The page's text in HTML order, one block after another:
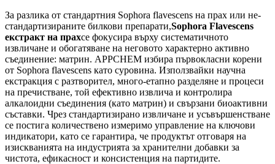
За разлика от стандартния Sophora flavescens на прах или не-
стандартизираните билкови препарати,Sophora Flavescens
екстракт на прахсе фокусира върху систематичното
извличане и обогатяване на неговото характерно активно
съединение: матрин. APPCHEM избира първокласни корени
от Sophora flavescens като суровина. Използвайки научна
екстракция с разтворител, много-етапно разделяне и процеси
на пречистване, той ефективно извлича и контролира
алкалоидни съединения (като матрин) и свързани биоактивни
съставки. Чрез стандартизирано извличане и усъвършенстване
се постига количествено измеримо управление на ключови
индикатори, като се гарантира, че продуктът отговаря на
изискванията на индустрията за хранителни добавки за
чистота, ефикасност и консистенция на партидите.